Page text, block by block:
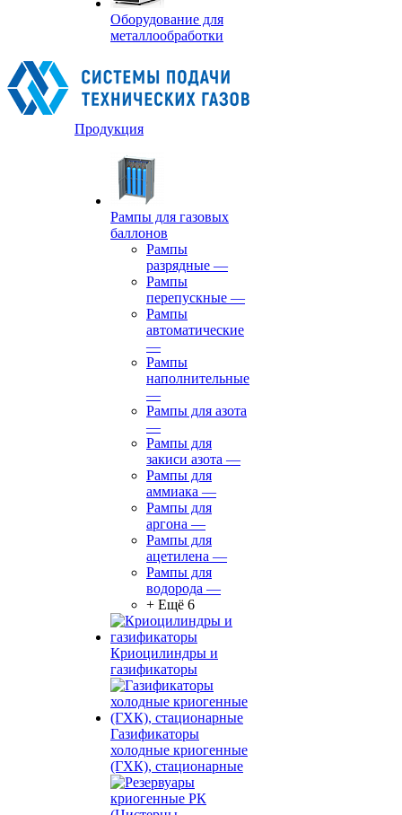
Оборудование для
металлообработки
Продукция
Рампы для газовых
баллонов
Рампы
разрядные —
Рампы
перепускные —
Рампы
автоматические
—
Рампы
наполнительные
—
Рампы для азота
—
Рампы для
закиси азота —
Рампы для
аммиака —
Рампы для
аргона —
Рампы для
ацетилена —
Рампы для
водорода —
+ Ещё 6
Криоцилиндры и
газификаторы
Газификаторы
холодные криогенные
(ГХК), стационарные